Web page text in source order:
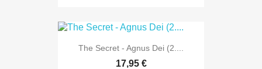
The Secret - Agnus Dei (2....
17,95 €